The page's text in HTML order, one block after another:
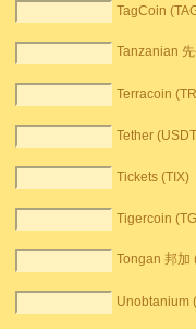
TagCoin
Tanzanian
Terracoin
Tether
Tickets (TIX)
Tigercoin
Tongan 邦加
Unobtanium